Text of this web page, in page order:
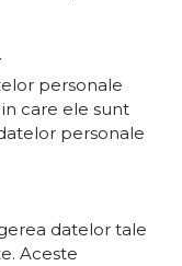
personale
care ele sunt
personale
datelor tale
Aceste